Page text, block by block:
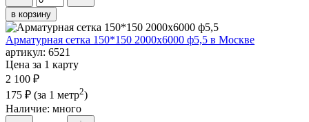
в корзину
Арматурная сетка 150*150 2000х6000 ф5,5 в Москве
артикул: 6521
Цена за 1 карту
2 100 ₽
175 ₽ (за 1 метр2)
Наличие: много